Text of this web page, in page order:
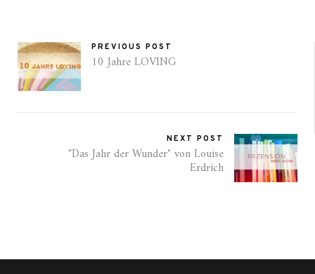
PREVIOUS POST
10 Jahre LOVING
NEXT POST
"Das Jahr der Wunder" von Louise
Erdrich